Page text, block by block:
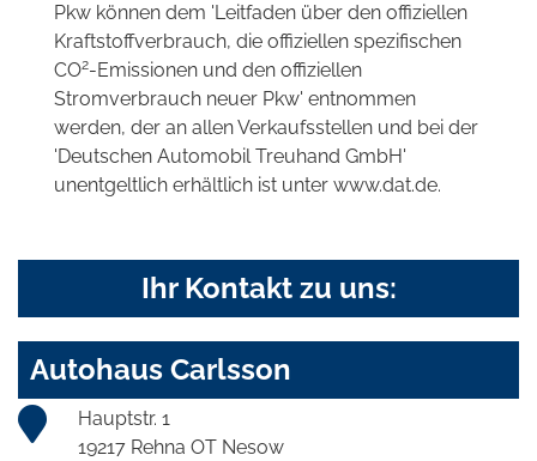
Pkw können dem 'Leitfaden über den offiziellen
Kraftstoffverbrauch, die offiziellen spezifischen
CO2-Emissionen und den offiziellen
Stromverbrauch neuer Pkw' entnommen
werden, der an allen Verkaufsstellen und bei der
'Deutschen Automobil Treuhand GmbH'
unentgeltlich erhältlich ist unter www.dat.de.
Ihr Kontakt zu uns:
Autohaus Carlsson
Hauptstr. 1
19217 Rehna OT Nesow